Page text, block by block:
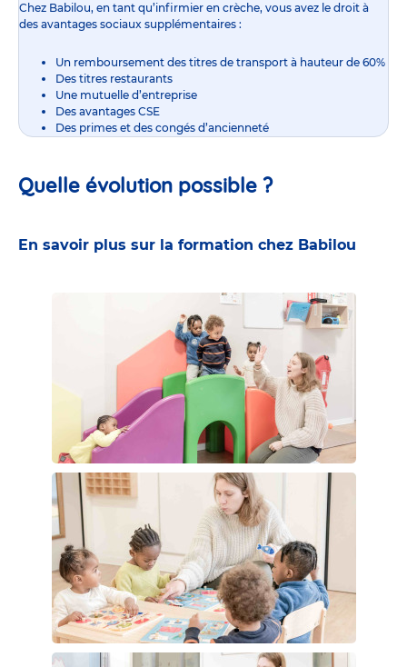
Chez Babilou, en tant qu’infirmier en crèche, vous avez le droit à
des avantages sociaux supplémentaires :
Un remboursement des titres de transport à hauteur de 60%
Des titres restaurants
Une mutuelle d’entreprise
Des avantages CSE
Des primes et des congés d’ancienneté
Quelle évolution possible ?
En savoir plus sur la formation chez Babilou